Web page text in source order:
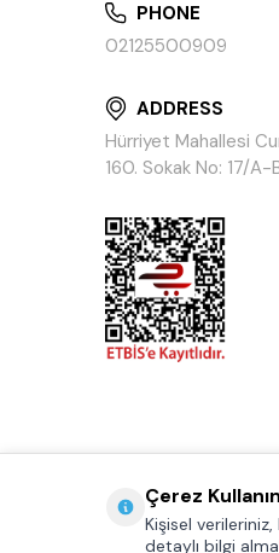
PHONE
02125500909
ADDRESS
Hürriyet Mahallesi
160. Sokak No: 17/
Çerez
Kişisel
detaylı bilgi